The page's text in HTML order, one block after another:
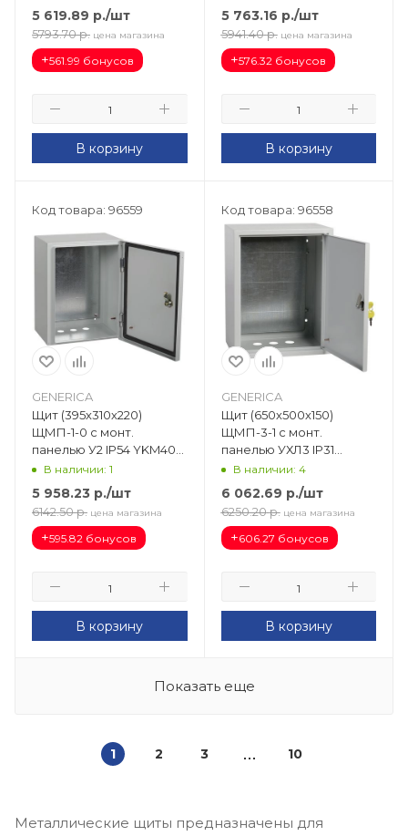
5 619.89 р./шт
5793.70 р. цена магазина
+561.99 бонусов
В корзину
5 763.16 р./шт
5941.40 р. цена магазина
+576.32 бонусов
В корзину
Код товара: 96559
GENERICA
Щит (395х310х220)
ЩМП-1-0 с монт.
панелью У2 IP54 YKM40-
01-54-G
В наличии: 1
5 958.23 р./шт
6142.50 р. цена магазина
+595.82 бонусов
В корзину
Код товара: 96558
GENERICA
Щит (650х500х150)
ЩМП-3-1 с монт.
панелью УХЛ3 IP31
YKM41-03-31-G
В наличии: 4
6 062.69 р./шт
6250.20 р. цена магазина
+606.27 бонусов
В корзину
Показать еще
1 2 3 10
Металлические щиты предназначены для